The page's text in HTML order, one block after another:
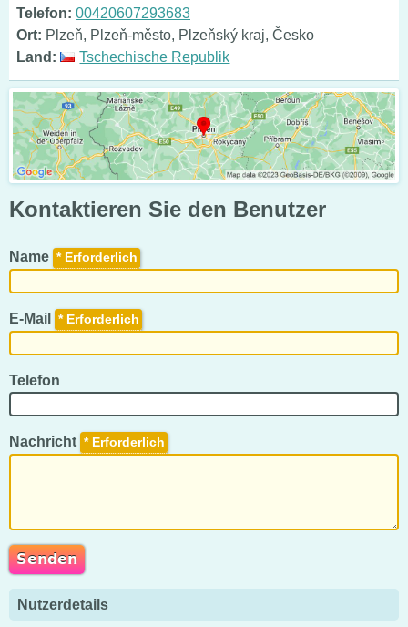
Telefon: 00420607293683
Ort: Plzeň, Plzeň-město, Plzeňský kraj, Česko
Land:
Tschechische Republik
Kontaktieren Sie den Benutzer
Name *
E-Mail *
Telefon
Nachricht *
Nutzerdetails